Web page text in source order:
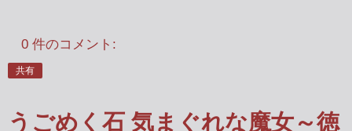
0 件のコメント:
共有
うごめく石 気まぐれな魔女～徳